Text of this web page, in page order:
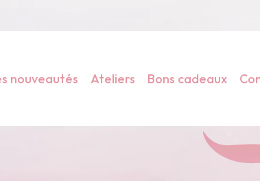
nouveautés Ateliers Bons cadeaux